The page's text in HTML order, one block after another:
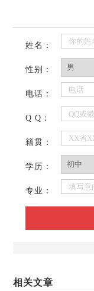
姓名：
性别：
电话：
Q Q：
籍贯：
学历：
专业：
相关文章